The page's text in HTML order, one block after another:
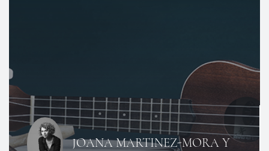
JOANA MARTINEZ-MORA Y